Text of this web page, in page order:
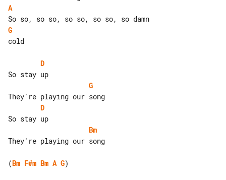
A
G
cold
D
G
D
Bm
They're playing our song
(Bm F#m Bm A G)